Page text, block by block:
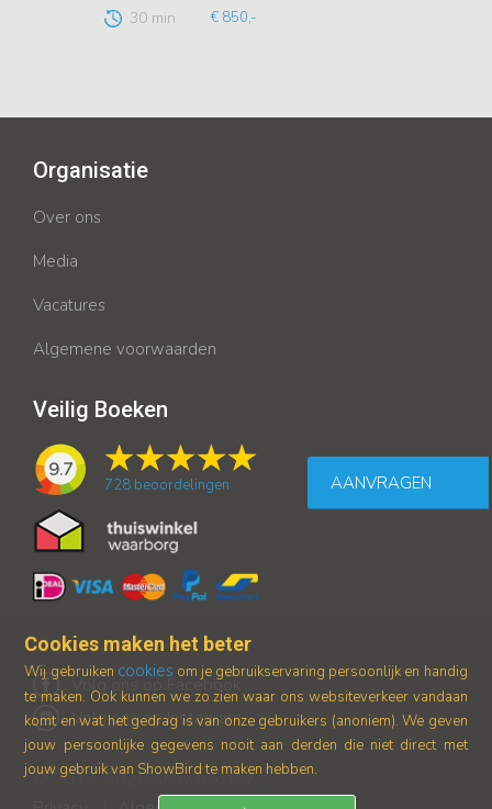
30 min € 850,-
AANVRAGEN
Organisatie
Over ons
Media
Vacatures
Algemene voorwaarden
Veilig Boeken
9.7
728 beoordelingen
© 2017-2026 Showbird B.V.
Volg ons op Facebook
Volg ons op Instagram
Cookies maken het beter
Wij gebruiken cookies om je gebruikservaring persoonlijk en handig
te maken. Ook kunnen we zo zien waar ons websiteverkeer vandaan
komt en wat het gedrag is van onze gebruikers (anoniem). We geven
jouw persoonlijke gegevens nooit aan derden die niet direct met
jouw gebruik van ShowBird te maken hebben.